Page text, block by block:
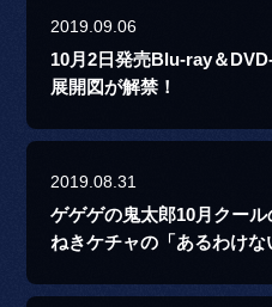
2019.09.06
10月2日発売Blu-ray＆
展開図が解禁！
2019.08.31
ゲゲゲの鬼太郎10月クー
ねきケチャの「あるわけな